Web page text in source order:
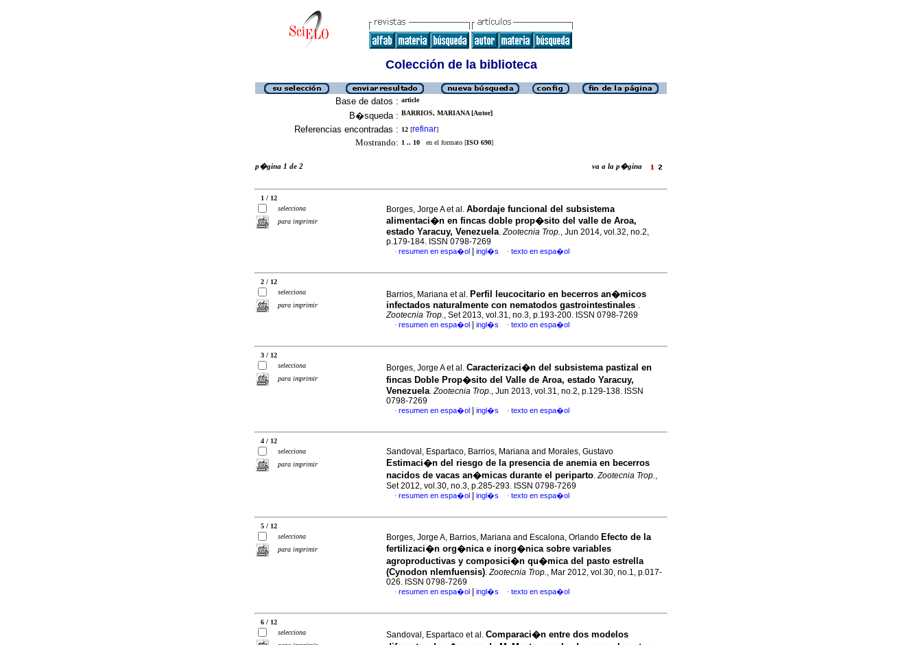
Colección de la biblioteca
Base de datos : article
B�squeda : BARRIOS, MARIANA [Autor]
Referencias encontradas : 12 [refinar]
Mostrando: 1 .. 10 en el formato [ISO 690]
p�gina 1 de 2 va a la p�gina
1 / 12
selecciona
para imprimir
Borges, Jorge A et al. Abordaje funcional del subsistema
alimentaci�n en fincas doble prop�sito del valle de Aroa,
estado Yaracuy, Venezuela.Zootecnia Trop., Jun 2014, vol.32, no.2,
p.179-184. ISSN 0798-7269
· resumen en espa�ol ingl�s · texto en espa�ol
2 / 12
selecciona
para imprimir
Barrios, Mariana et al. Perfil leucocitario en becerros an�micos
infectados naturalmente con nematodos gastrointestinales .
Zootecnia Trop., Set 2013, vol.31, no.3, p.193-200. ISSN 0798-7269
· resumen en espa�ol ingl�s · texto en espa�ol
3 / 12
selecciona
para imprimir
Borges, Jorge A et al. Caracterizaci�n del subsistema pastizal en
fincas Doble Prop�sito del Valle de Aroa, estado Yaracuy,
Venezuela.Zootecnia Trop., Jun 2013, vol.31, no.2, p.129-138. ISSN
0798-7269
· resumen en espa�ol ingl�s · texto en espa�ol
4 / 12
selecciona
para imprimir
Sandoval, Espartaco, Barrios, Mariana and Morales, Gustavo
Estimaci�n del riesgo de la presencia de anemia en becerros
nacidos de vacas an�micas durante el periparto.Zootecnia Trop.,
Set 2012, vol.30, no.3, p.285-293. ISSN 0798-7269
· resumen en espa�ol ingl�s · texto en espa�ol
5 / 12
selecciona
para imprimir
Borges, Jorge A, Barrios, Mariana and Escalona, Orlando Efecto de la
fertilizaci�n org�nica e inorg�nica sobre variables
agroproductivas y composici�n qu�mica del pasto estrella
(Cynodon nlemfuensis).Zootecnia Trop., Mar 2012, vol.30, no.1, p.017-
026. ISSN 0798-7269
· resumen en espa�ol ingl�s · texto en espa�ol
6 / 12
selecciona
Sandoval, Espartaco et al. Comparaci�n entre dos modelos